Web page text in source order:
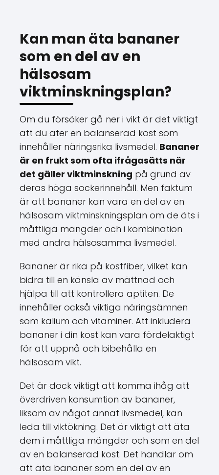
Kan man äta bananer
som en del av en
hälsosam
viktminskningsplan?
Om du försöker gå ner i vikt är det viktigt
att du äter en balanserad kost som
innehåller näringsrika livsmedel. Bananer
är en frukt som ofta ifrågasätts när
det gäller viktminskning på grund av
deras höga sockerinnehåll. Men faktum
är att bananer kan vara en del av en
hälsosam viktminskningsplan om de äts i
måttliga mängder och i kombination
med andra hälsosamma livsmedel.
Bananer är rika på kostfiber, vilket kan
bidra till en känsla av mättnad och
hjälpa till att kontrollera aptiten. De
innehåller också viktiga näringsämnen
som kalium och vitaminer. Att inkludera
bananer i din kost kan vara fördelaktigt
för att uppnå och bibehålla en
hälsosam vikt.
Det är dock viktigt att komma ihåg att
överdriven konsumtion av bananer,
liksom av något annat livsmedel, kan
leda till viktökning. Det är viktigt att äta
dem i måttliga mängder och som en del
av en balanserad kost. Det handlar om
att äta bananer som en del av en